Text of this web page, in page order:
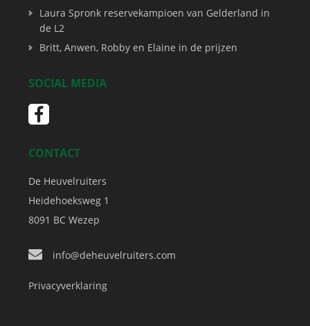
Laura Spronk reservekampioen van Gelderland in
de L2
Britt, Anwen, Robby en Elaine in de prijzen
SOCIAL MEDIA
CONTACT
De Heuvelruiters
Heidehoeksweg 1
8091 BC Wezep
info@deheuvelruiters.com
Privacyverklaring